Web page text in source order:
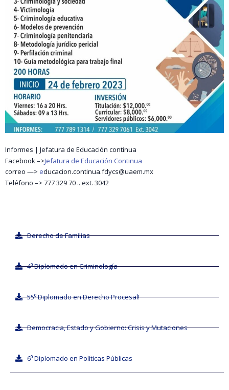
Informes | Jefatura de Educación continua
Facebook –>Jefatura de Educación Continua
correo —> educacion.continua.fdycs@uaem.mx
Teléfono –> 777 329 70 .. ext. 3042
Derecho de Familias
4⁰ Diplomado en Criminología
55⁰ Diplomado en Derecho Procesal!
Democracia, Estado y Gobierno: Crisis y Mutaciones
6⁰ Diplomado en Políticas Públicas